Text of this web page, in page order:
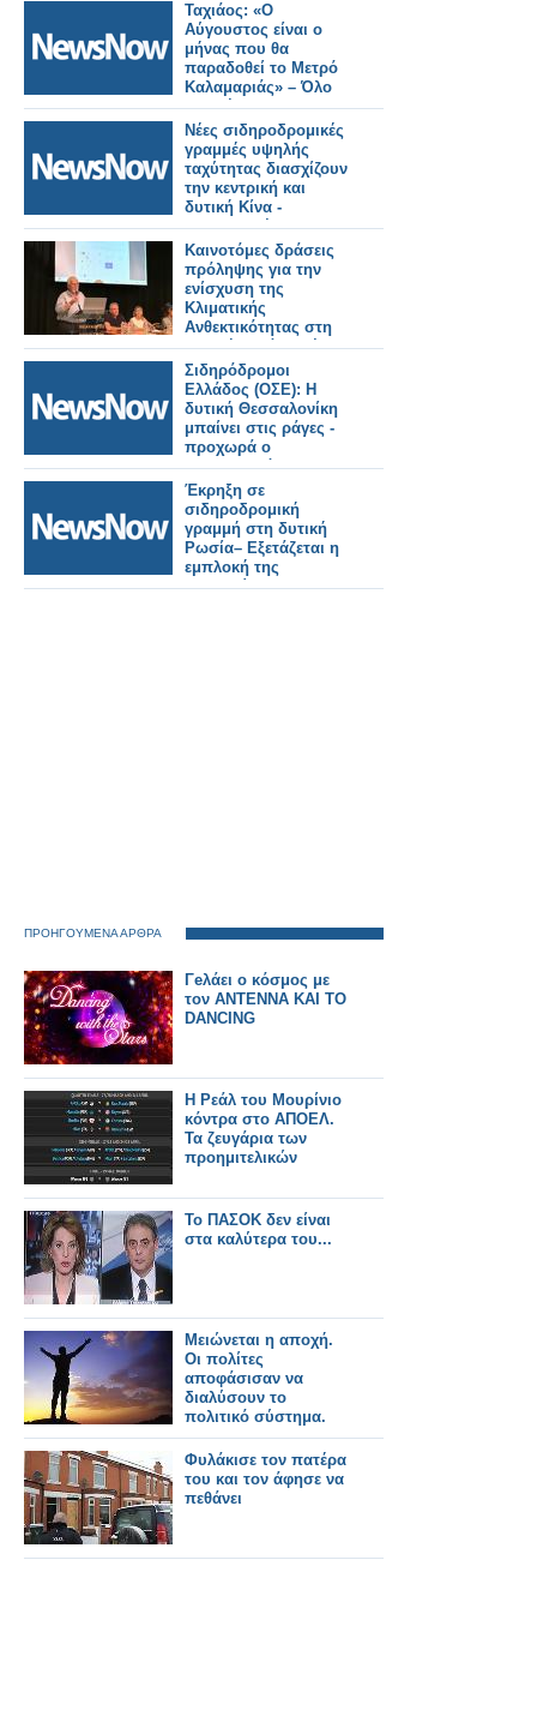
Ταχιάος: «Ο
Αύγουστος είναι ο
μήνας που θα
παραδοθεί το Μετρό
Καλαμαριάς» – Όλο
το σχέδιο για τις
επεκτάσεις στη
δυτική Θεσσαλονίκη.
Νέες σιδηροδρομικές
γραμμές υψηλής
ταχύτητας διασχίζουν
την κεντρική και
δυτική Κίνα -
Συντονισμένη
ανάπτυξη.
Καινοτόμες δράσεις
πρόληψης για την
ενίσχυση της
Κλιματικής
Ανθεκτικότητας στη
Δυτική Ελλάδα μέσω
του έργου LIFE-IP
AdaptInGR
Σιδηρόδρομοι
Ελλάδος (ΟΣΕ): Η
δυτική Θεσσαλονίκη
μπαίνει στις ράγες -
προχωρά ο
Προαστιακός και η
σύνδεση με το λιμάνι.
Έκρηξη σε
σιδηροδρομική
γραμμή στη δυτική
Ρωσία– Εξετάζεται η
εμπλοκή της
Ουκρανίας
ΠΡΟΗΓΟΥΜΕΝΑ ΑΡΘΡΑ
Γeλάει ο κόσμος με
τον ΑΝΤΕΝΝΑ ΚΑΙ ΤΟ
DANCING
Η Ρεάλ του Μουρίνιο
κόντρα στο ΑΠΟΕΛ.
Τα ζευγάρια των
προημιτελικών
Το ΠΑΣΟΚ δεν είναι
στα καλύτερα του...
Μειώνεται η αποχή.
Οι πολίτες
αποφάσισαν να
διαλύσουν το
πολιτικό σύστημα.
Φυλάκισε τον πατέρα
του και τον άφησε να
πεθάνει